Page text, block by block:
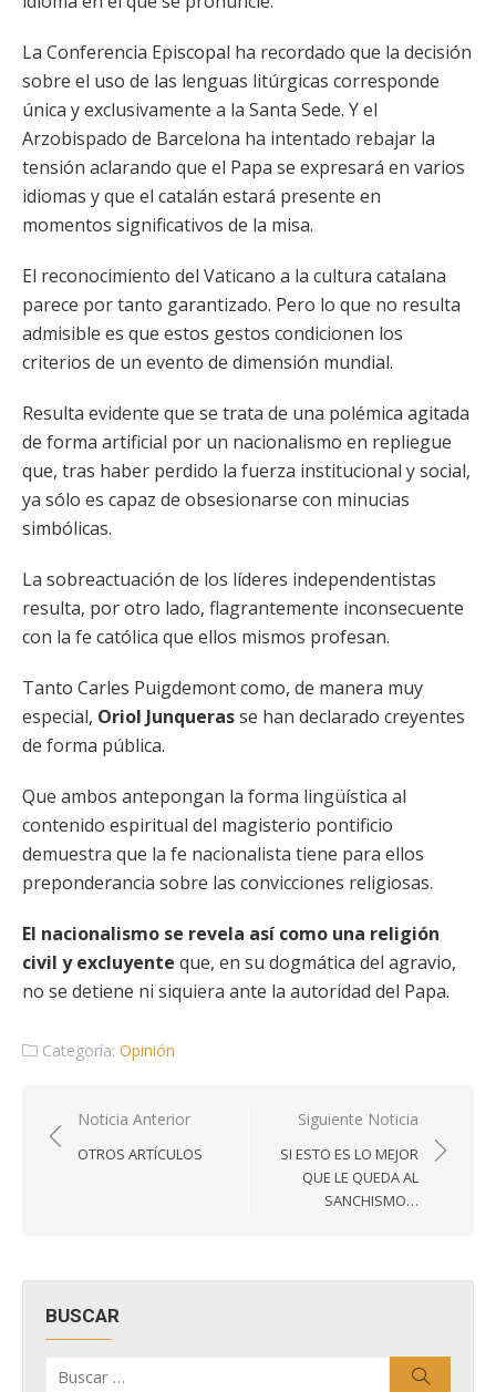
La Conferencia Episcopal ha recordado que la decisión
sobre el uso de las lenguas litúrgicas corresponde
única y exclusivamente a la Santa Sede. Y el
Arzobispado de Barcelona ha intentado rebajar la
tensión aclarando que el Papa se expresará en varios
idiomas y que el catalán estará presente en
momentos significativos de la misa.
El reconocimiento del Vaticano a la cultura catalana
parece por tanto garantizado. Pero lo que no resulta
admisible es que estos gestos condicionen los
criterios de un evento de dimensión mundial.
Resulta evidente que se trata de una polémica agitada
de forma artificial por un nacionalismo en repliegue
que, tras haber perdido la fuerza institucional y social,
ya sólo es capaz de obsesionarse con minucias
simbólicas.
La sobreactuación de los líderes independentistas
resulta, por otro lado, flagrantemente inconsecuente
con la fe católica que ellos mismos profesan.
Tanto Carles Puigdemont como, de manera muy
especial, Oriol Junquerasse han declarado creyentes
de forma pública.
Que ambos antepongan la forma lingüística al
contenido espiritual del magisterio pontificio
demuestra que la fe nacionalista tiene para ellos
preponderancia sobre las convicciones religiosas.
El nacionalismo se revela así como una religión
civil y excluyente que, en su dogmática del agravio,
no se detiene ni siquiera ante la autoridad del Papa.
Categoría: Opinión
Navegación
de
Noticia Anterior
OTROS ARTÍCULOS
Siguiente Noticia
SI ESTO ES LO MEJOR
QUE LE QUEDA AL
SANCHISMO…
BUSCAR
por: